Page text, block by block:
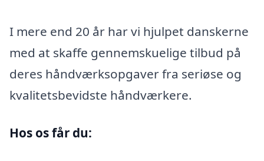
I mere end 20 år har vi hjulpet danskerne
med at skaffe gennemskuelige tilbud på
deres håndværksopgaver fra seriøse og
kvalitetsbevidste håndværkere.
Hos os får du: